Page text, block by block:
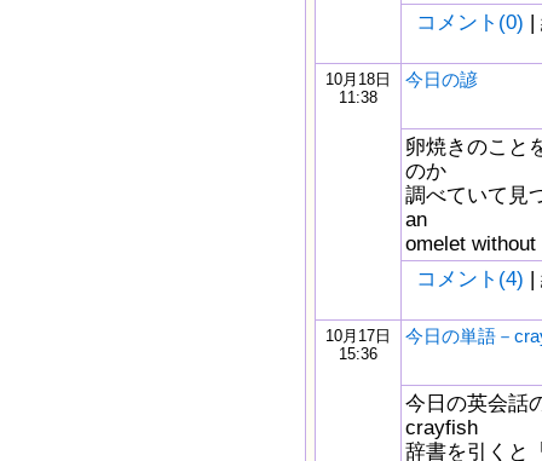
コメント(0) |
10月18日
11:38
今日の諺
卵焼きのこと
のか
調べていて見
an
omelet
コメント(4) |
10月17日
15:36
今日の単語－
今日の英会話
crayfish
辞書を引くと